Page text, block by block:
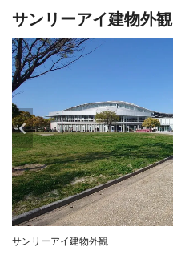
サンリーアイ建物外観
サンリーアイ建物外観